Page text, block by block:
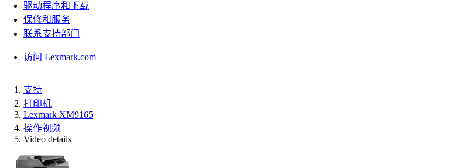
驱动程序和下载
保修和服务
联系支持部门
访问 Lexmark.com
支持
打印机
Lexmark XM9165
操作视频
Video details